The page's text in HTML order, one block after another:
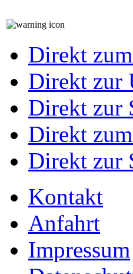
Direkt
Direkt zur
Direkt zur
Direkt
Direkt zur
Kontakt
Anfahrt
Impressum